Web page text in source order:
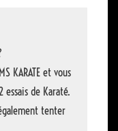
KARATE et vous
de Karaté.
tenter